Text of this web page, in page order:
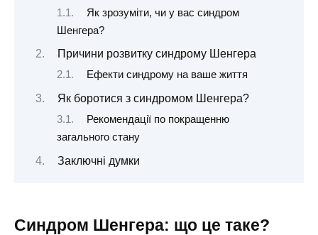
Як зрозуміти, чи у вас синдром
Шенгера?
Причини розвитку синдрому Шенгера
Ефекти синдрому на ваше життя
Як боротися з синдромом Шенгера?
Рекомендації по покращенню
загального стану
Заключні думки
Синдром Шенгера: що це таке?